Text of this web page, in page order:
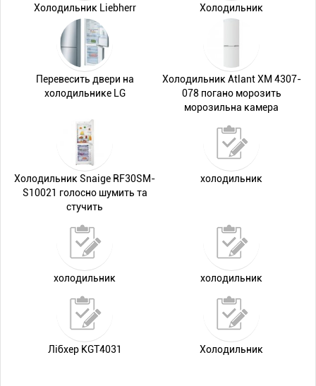
Холодильник Liebherr Холодильник
Перевесить двери на
холодильнике LG
Холодильник Atlant ХМ 4307-
078 погано морозить
морозильна камера
Холодильник Snaige RF30SM-
S10021 голосно шумить та
стучить
холодильник
холодильник холодильник
Лібхер KGT4031 Холодильник